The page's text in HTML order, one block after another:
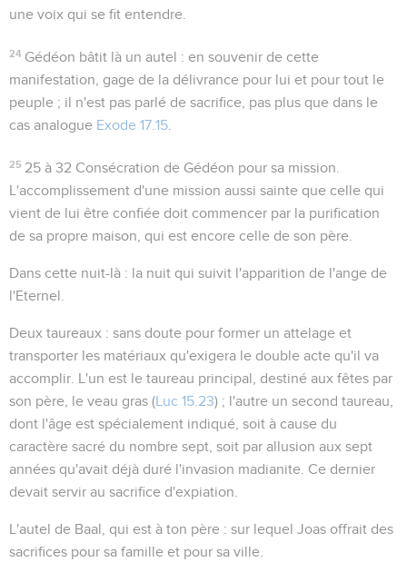
une voix qui se fit entendre.
24 Gédéon bâtit là un autel : en souvenir de cette
manifestation, gage de la délivrance pour lui et pour tout le
peuple ; il n'est pas parlé de sacrifice, pas plus que dans le
cas analogue Exode 17.15
25 25 à 32 Consécration de Gédéon pour sa mission.
L'accomplissement d'une mission aussi sainte que celle qui
vient de lui être confiée doit commencer par la purification
de sa propre maison, qui est encore celle de son père.
Dans cette nuit-là : la nuit qui suivit l'apparition de l'ange de
l'Eternel.
Deux taureaux : sans doute pour former un attelage et
transporter les matériaux qu'exigera le double acte qu'il va
accomplir. L'un est le taureau principal, destiné aux fêtes par
son père, le veau gras (Luc 15.23) ; l'autre un second taureau,
dont l'âge est spécialement indiqué, soit à cause du
caractère sacré du nombre sept, soit par allusion aux sept
années qu'avait déjà duré l'invasion madianite. Ce dernier
devait servir au sacrifice d'expiation.
L'autel de Baal, qui est à ton père : sur lequel Joas offrait des
sacrifices pour sa famille et pour sa ville.